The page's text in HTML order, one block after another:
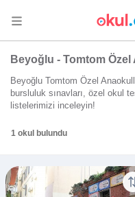
Beyoğlu - Tomtom Özel
Beyoğlu Tomtom Özel
bursluluk sınavları, özel okul
listelerimizi inceleyin!
1 okul bulundu